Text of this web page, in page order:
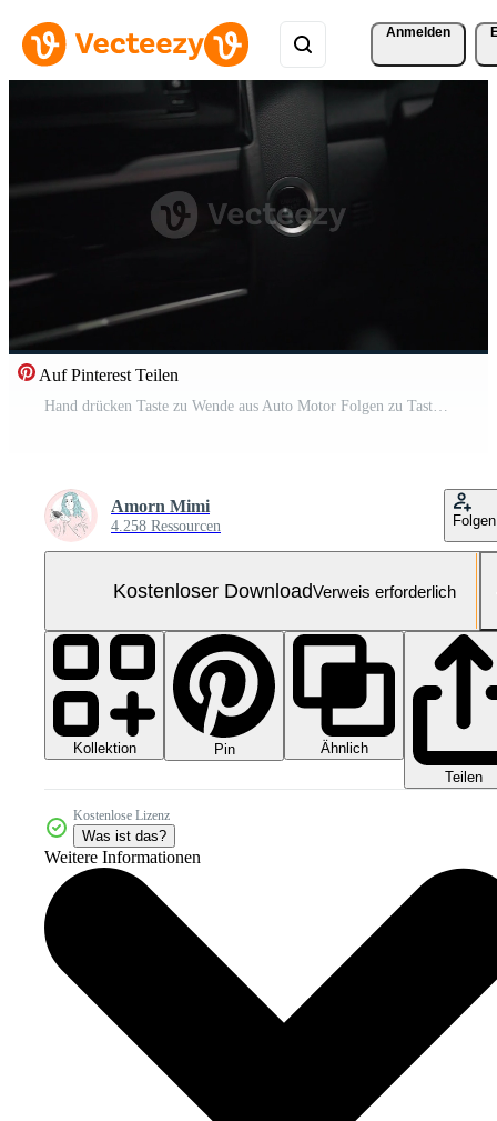
Anmelden
Auf Pinterest Teilen
Hand drücken Taste zu Wende aus Auto Motor Folgen zu Taste Finger drückt Taste zu halt Motor. Transport Konzept Video. Kostenloses Video
Amorn Mimi
4.258 Ressourcen Folgen
Kostenloser DownloadVerweis erforderlich
Kollektion Pin
Ähnlich
Teilen
Kostenlose Lizenz
Was ist das?
Weitere Informationen